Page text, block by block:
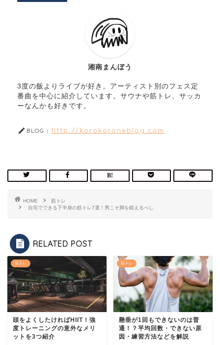
湘南まんぼう
3度の飯よりライブが好き。アーティスト別のフェス定
番曲を中心に紹介しています。サウナや筋トレ、サッカ
ーなんかも好きです。
BLOG： http://korokoroneblog.com
HOME
筋トレ
自宅でできる下半身の筋トレ7選！男こそ脚を鍛えるべし
RELATED POST
筋トレ
頭をよくしたければHIIT！強
度トレーニングの意外なメリ
ットを3つ紹介
筋トレ
懸垂が1回もできないのは普
通！？平均回数・できない原
因・練習方法などを解説